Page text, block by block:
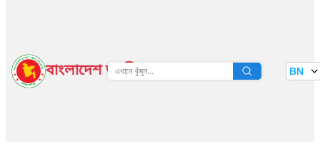
বাংলাদেশ জাতীয় তথ্য বাতায়ন BN